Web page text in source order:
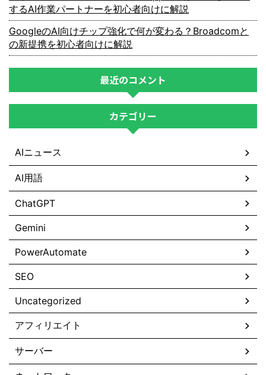
するAI作業パートナーを初心者向けに解説
GoogleのAI向けチップ強化で何が変わる？Broadcomと
の新提携を初心者向けに解説
最近のコメント
カテゴリー
AIニュース
AI用語
ChatGPT
Gemini
PowerAutomate
SEO
Uncategorized
アフィリエイト
サーバー